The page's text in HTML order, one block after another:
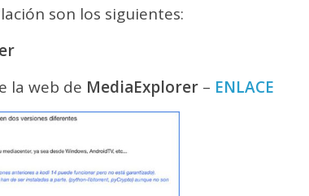
son los siguientes:
la web de MediaExplorer – ENLACE